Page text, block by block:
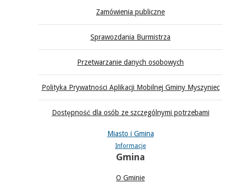
Zamówienia publiczne
Sprawozdania Burmistrza
Przetwarzanie danych osobowych
Polityka Prywatności Aplikacji Mobilnej Gminy Myszyniec
Dostępność dla osób ze szczególnymi potrzebami
Miasto i Gmina
Informacje
Gmina
O Gminie